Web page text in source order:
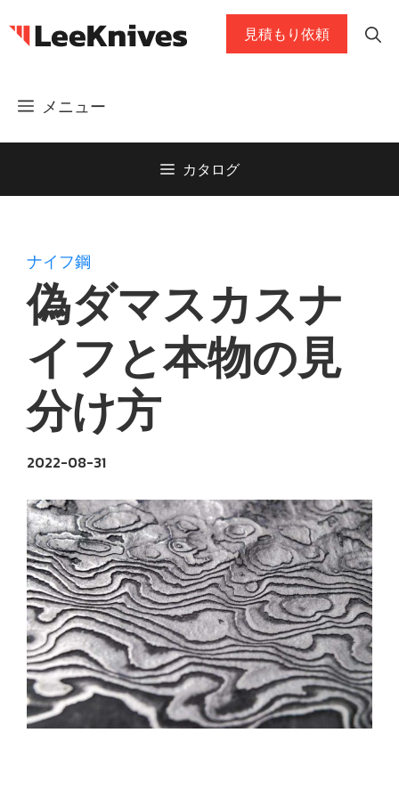
ン
ッ
メニュー
見積もり依頼
カタログ
ナイフ鋼
偽ダマスカスナ
イフと本物の見
分け方
2022-08-31